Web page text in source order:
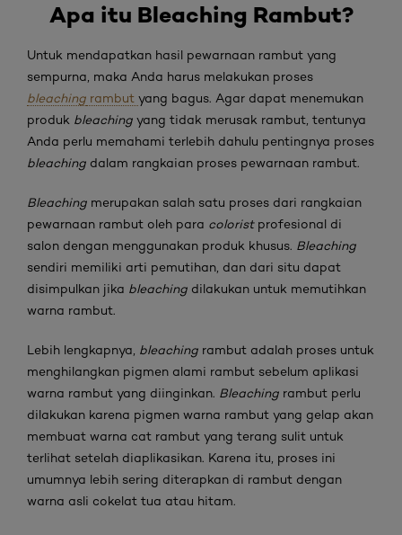
Apa itu Bleaching Rambut?
Untuk mendapatkan hasil pewarnaan rambut yang
sempurna, maka Anda harus melakukan proses
bleaching rambut yang bagus. Agar dapat menemukan
produk bleaching yang tidak merusak rambut, tentunya
Anda perlu memahami terlebih dahulu pentingnya proses
bleaching dalam rangkaian proses pewarnaan rambut.
Bleaching merupakan salah satu proses dari rangkaian
pewarnaan rambut oleh para coloristprofesional di
salon dengan menggunakan produk khusus. Bleaching
sendiri memiliki arti pemutihan, dan dari situ dapat
disimpulkan jika bleaching dilakukan untuk memutihkan
warna rambut.
Lebih lengkapnya, bleaching rambut adalah proses untuk
menghilangkan pigmen alami rambut sebelum aplikasi
warna rambut yang diinginkan. Bleaching rambut perlu
dilakukan karena pigmen warna rambut yang gelap akan
membuat warna cat rambut yang terang sulit untuk
terlihat setelah diaplikasikan. Karena itu, proses ini
umumnya lebih sering diterapkan di rambut dengan
warna asli cokelat tua atau hitam.